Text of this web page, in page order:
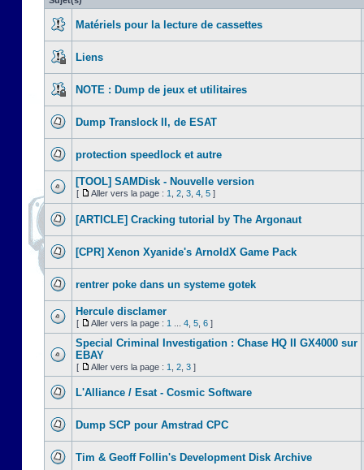
Matériels pour la lecture de cassettes
Liens
NOTE : Dump de jeux et utilitaires
Dump Translock II, de ESAT
protection speedlock et autre
[TOOL] SAMDisk - Nouvelle version
[ Aller vers la page : 1 2 3 4 5 ]
[ARTICLE] Cracking tutorial by The Argonaut
[CPR] Xenon Xyanide's ArnoldX Game Pack
rentrer poke dans un systeme gotek
Hercule disclamer
[ Aller vers la page : 1 4 5 6 ]
Special Criminal Investigation : Chase HQ II GX4000 sur
EBAY
[ Aller vers la page : 1 2 3 ]
L'Alliance / Esat - Cosmic Software
Dump SCP pour Amstrad CPC
Tim & Geoff Follin's Development Disk Archive